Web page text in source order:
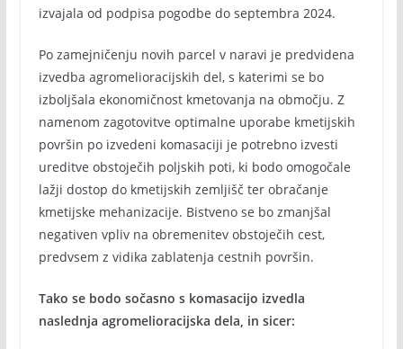
izvajala od podpisa pogodbe do septembra 2024.
Po zamejničenju novih parcel v naravi je predvidena
izvedba agromelioracijskih del, s katerimi se bo
izboljšala ekonomičnost kmetovanja na območju. Z
namenom zagotovitve optimalne uporabe kmetijskih
površin po izvedeni komasaciji je potrebno izvesti
ureditve obstoječih poljskih poti, ki bodo omogočale
lažji dostop do kmetijskih zemljišč ter obračanje
kmetijske mehanizacije. Bistveno se bo zmanjšal
negativen vpliv na obremenitev obstoječih cest,
predvsem z vidika zablatenja cestnih površin.
Tako se bodo sočasno s komasacijo izvedla
naslednja agromelioracijska dela, in sicer: